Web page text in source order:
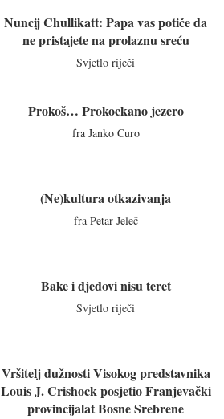
Nuncij Chullikatt: Papa vas potiče da
ne pristajete na prolaznu sreću
Svjetlo riječi
Prokoš… Prokockano jezero
fra Janko Ćuro
(Ne)kultura otkazivanja
fra Petar Jeleč
Bake i djedovi nisu teret
Svjetlo riječi
Vršitelj dužnosti Visokog predstavnika
Louis J. Crishock posjetio Franjevački
provincijalat Bosne Srebrene